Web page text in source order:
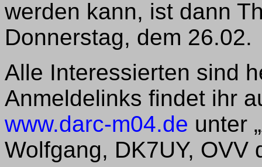
werden kann, ist dann
Donnerstag, dem 26.02.
Alle Interessierten sind
Anmeldelinks findet ihr
www.darc-m04.de unter
Wolfgang, DK7UY, OVV